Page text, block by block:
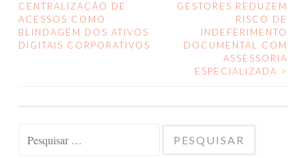
DE
POSTS
CENTRALIZAÇÃO DE
ACESSOS COMO
BLINDAGEM DOS ATIVOS
DIGITAIS CORPORATIVOS
GESTORES REDUZEM
RISCO DE
INDEFERIMENTO
DOCUMENTAL COM
ASSESSORIA
ESPECIALIZADA >